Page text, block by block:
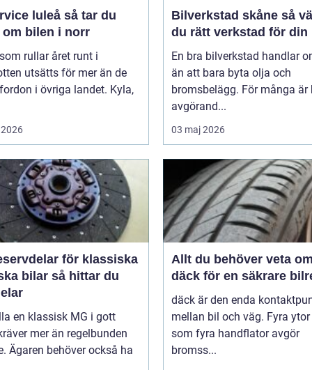
luleå så tar du
om bilen i norr
rullar året runt i
utsätts för mer än de
i övriga landet. Kyla,
Bilverkstad skåne så väljer
du rätt verkstad för din
En bra bilverkstad handlar
än att bara byta olja och
bromsbelägg. För många är
avgörand...
03 maj 2026
för klassiska
så hittar du
en klassisk MG i gott
mer än regelbunden
Ägaren behöver också ha
Allt du behöver veta
däck för en säkrare
däck är den enda
mellan bil och väg. Fyra
som fyra handflator avgör
bromss...